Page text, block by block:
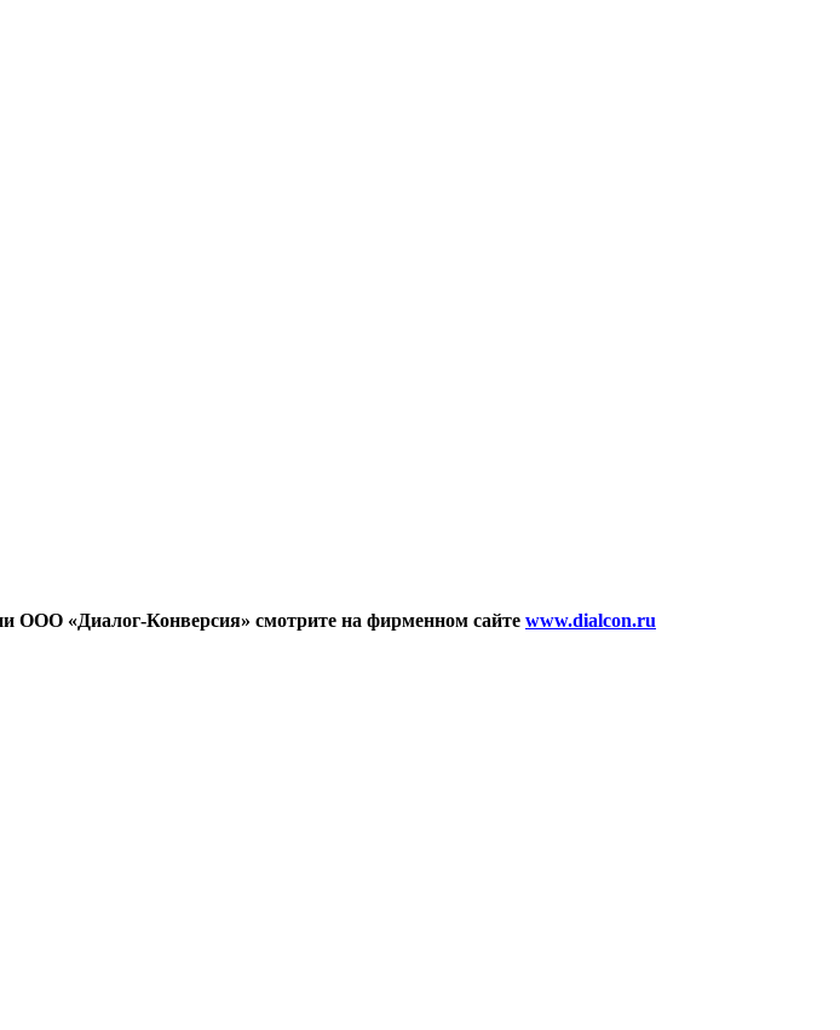
ООО «Диалог-Конверсия» смотрите на фирменном сайте www.dialcon.ru